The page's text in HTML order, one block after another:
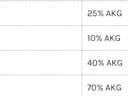
25% AKG
10% AKG
40% AKG
70% AKG